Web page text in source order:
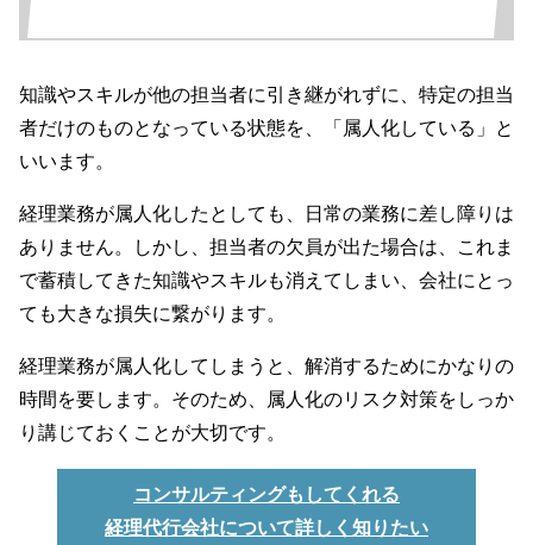
知識やスキルが他の担当者に引き継がれずに、特定の担当
者だけのものとなっている状態を、「属人化している」と
いいます。
経理業務が属人化したとしても、日常の業務に差し障りは
ありません。しかし、担当者の欠員が出た場合は、これま
で蓄積してきた知識やスキルも消えてしまい、会社にとっ
ても大きな損失に繋がります。
経理業務が属人化してしまうと、解消するためにかなりの
時間を要します。そのため、属人化のリスク対策をしっか
り講じておくことが大切です。
コンサルティングもしてくれる
経理代行会社について詳しく知りたい